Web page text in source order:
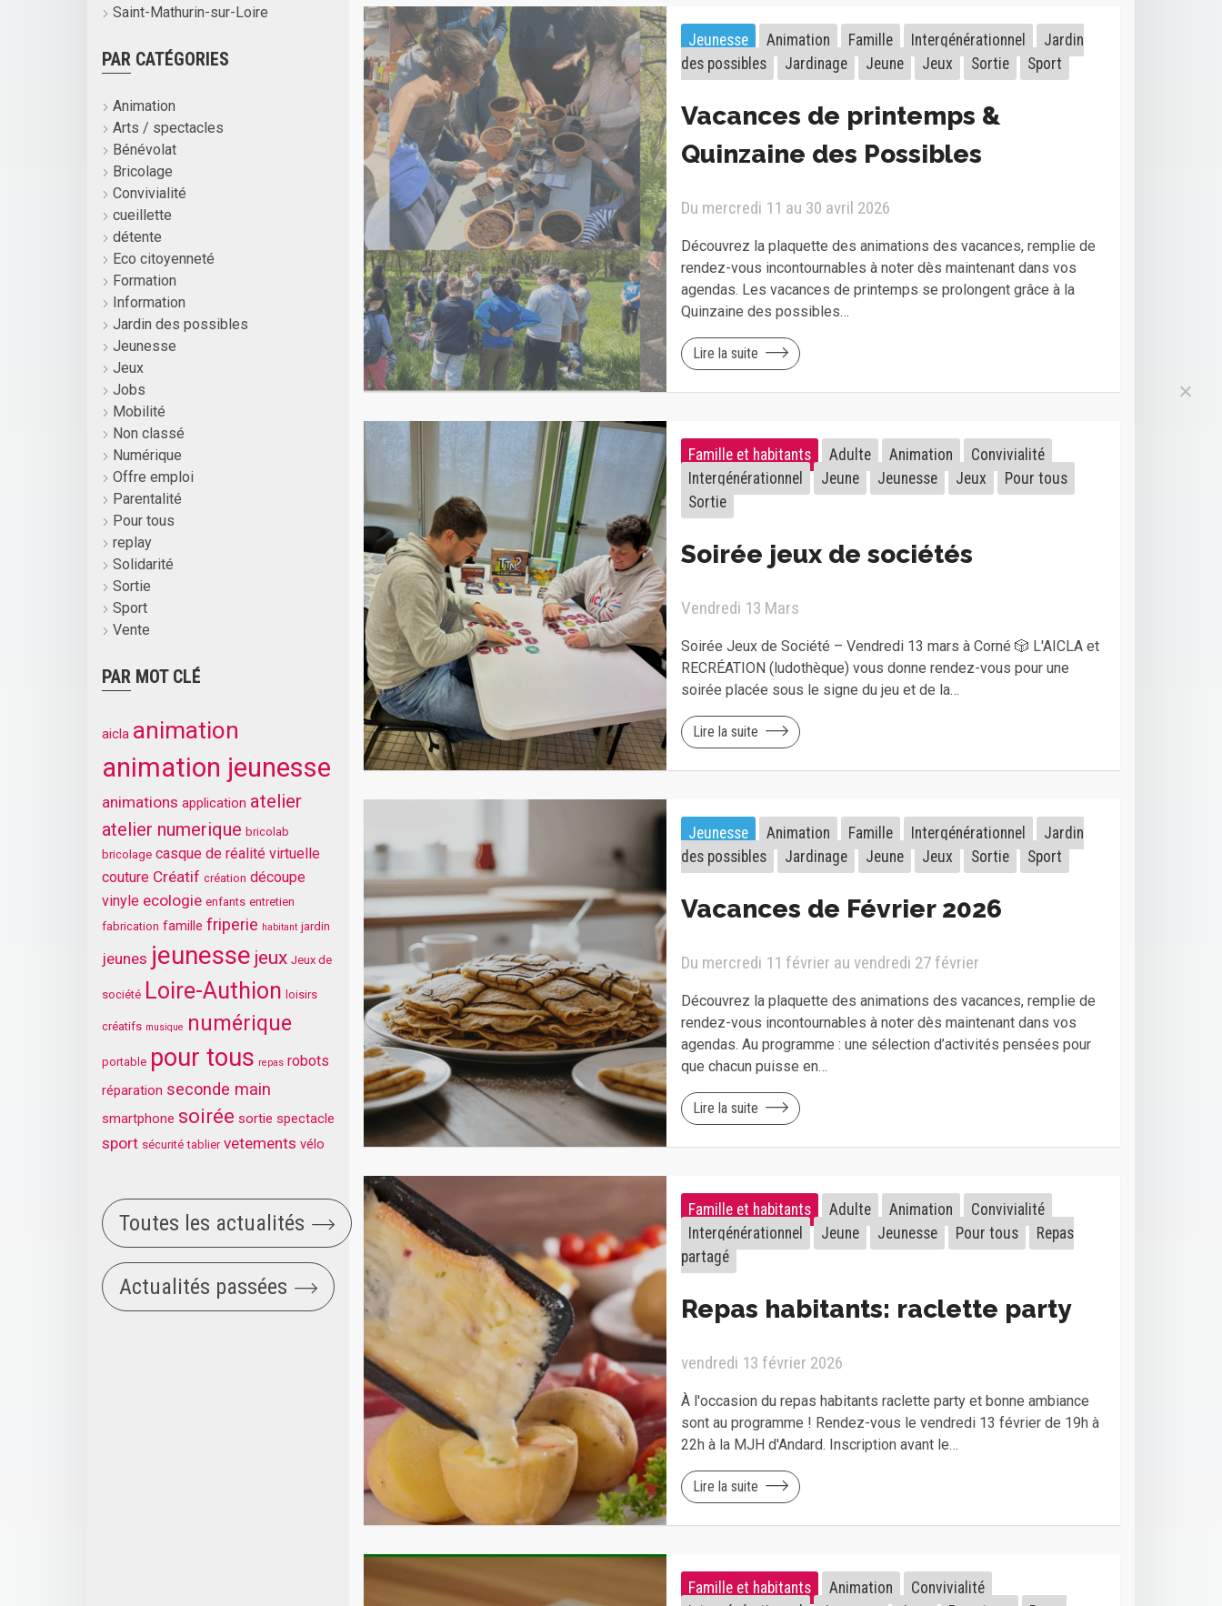
Saint-Mathurin-sur-Loire
PAR CATÉGORIES
Animation
Arts / spectacles
Bénévolat
Bricolage
Convivialité
cueillette
détente
Eco citoyenneté
Formation
Information
Jardin des possibles
Jeunesse
Jeux
Jobs
Mobilité
Non classé
Numérique
Offre emploi
Parentalité
Pour tous
replay
Solidarité
Sortie
Sport
Vente
PAR MOT CLÉ
aicla animation
animation jeunesse
animations application atelier
atelier numerique bricolab
bricolage casque de réalité virtuelle
couture Créatif création découpe
vinyle ecologie enfants entretien
fabrication famille friperie habitant jardin
jeunes jeunesse jeux Jeux de
société Loire-Authion loisirs
créatifs musique numérique
portable pour tous repas robots
réparation seconde main
smartphone soirée sortie spectacle
sport sécurité tablier vetements vélo
Toutes les actualités
Actualités passées
Jeunesse Animation Famille Intergénérationnel
Jardin
des possibles
Jardinage Jeune Jeux Sortie Sport
Vacances de printemps &
Quinzaine des Possibles
Du mercredi 11 au 30 avril 2026
Découvrez la plaquette des animations des vacances, remplie de
rendez-vous incontournables à noter dès maintenant dans vos
agendas. Les vacances de printemps se prolongent grâce à la
Quinzaine des possibles…
Lire la suite
Famille et habitants Adulte Animation
Convivialité
Intergénérationnel
Jeune Jeunesse Jeux
Pour tous
Sortie
Soirée jeux de sociétés
Vendredi 13 Mars
Soirée Jeux de Société – Vendredi 13 mars à Corné 🎲 L'AICLA et
RECRÉATION (ludothèque) vous donne rendez-vous pour une
soirée placée sous le signe du jeu et de la…
Lire la suite
Jeunesse Animation Famille Intergénérationnel
Jardin
des possibles
Jardinage Jeune Jeux Sortie Sport
Vacances de Février 2026
Du mercredi 11 février au vendredi 27 février
Découvrez la plaquette des animations des vacances, remplie de
rendez-vous incontournables à noter dès maintenant dans vos
agendas. Au programme : une sélection d’activités pensées pour
que chacun puisse en…
Lire la suite
Famille et habitants Adulte Animation
Convivialité
Intergénérationnel
Jeune Jeunesse Pour tous
Repas
partagé
Repas habitants: raclette party
vendredi 13 février 2026
À l'occasion du repas habitants raclette party et bonne ambiance
sont au programme ! Rendez-vous le vendredi 13 février de 19h à
22h à la MJH d'Andard. Inscription avant le…
Lire la suite
Famille et habitants Animation
Convivialité